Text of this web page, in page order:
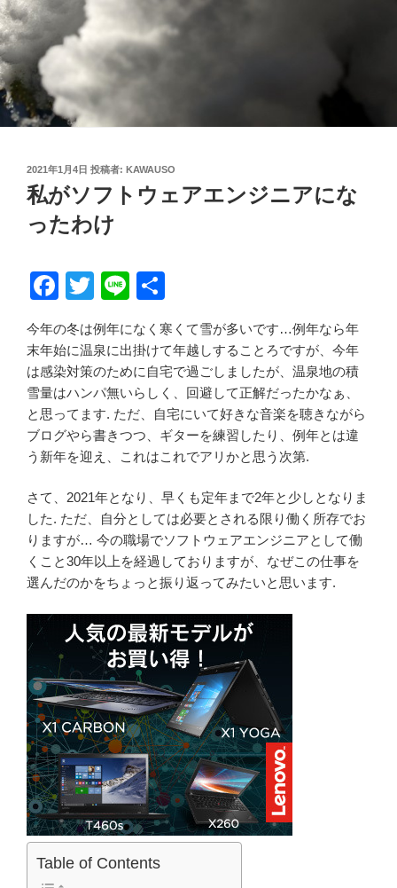
投
稿
日:
2021年1月4日 投稿者: KAWAUSO
私がソフトウェアエンジニアにな
ったわけ
F
c
e
b
o
o
k
T
tt
er
Li
e
有
今年の冬は例年になく寒くて雪が多いです…例年なら年
末年始に温泉に出掛けて年越しすることろですが、今年
は感染対策のために自宅で過ごしましたが、温泉地の積
雪量はハンパ無いらしく、回避して正解だったかなぁ、
と思ってます. ただ、自宅にいて好きな音楽を聴きながら
ブログやら書きつつ、ギターを練習したり、例年とは違
う新年を迎え、これはこれでアリかと思う次第.
さて、2021年となり、早くも定年まで2年と少しとなりま
した. ただ、自分としては必要とされる限り働く所存でお
りますが… 今の職場でソフトウェアエンジニアとして働
くこと30年以上を経過しておりますが、なぜこの仕事を
選んだのかをちょっと振り返ってみたいと思います.
Table of Contents